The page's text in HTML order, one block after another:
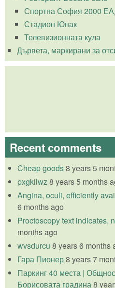
Спортна София 2000
Стадион Юнак
Телевизионната кула
Дървета, маркирани за
Recent comments
Cheap goods8 years 5
pxgkilwz8 years 5 months
Angina, oculi, efficiently
6 months ago
Proctoscopy text indicates,
months ago
wvsdurcu 8 years 6 months
Гара Пионер8 years 7
Паркинг 40 места |
Борисовата градина8